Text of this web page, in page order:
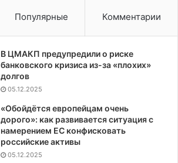
Популярные Комментарии
В ЦМАКП предупредили о риске
банковского кризиса из-за «плохих»
долгов
05.12.2025
«Обойдётся европейцам очень
дорого»: как развивается ситуация с
намерением ЕС конфисковать
российские активы
05.12.2025